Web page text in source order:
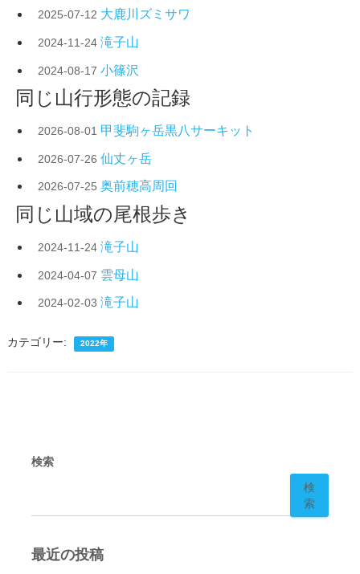
2025-07-12 大鹿川ズミサワ
2024-11-24 滝子山
2024-08-17 小篠沢
同じ山行形態の記録
2026-08-01 甲斐駒ヶ岳黒八サーキット
2026-07-26 仙丈ヶ岳
2026-07-25 奥前穂高周回
同じ山域の尾根歩き
2024-11-24 滝子山
2024-04-07 雲母山
2024-02-03 滝子山
カテゴリー: 2022年
検索
検
索
最近の投稿